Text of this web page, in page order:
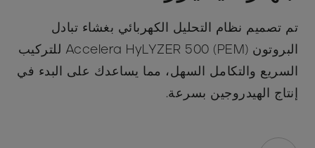
تم تصميم نظام التحليل الكهربائي بغشاء تبادل
البروتون (PEM) Accelera HyLYZER 500 للتركيب
السريع والتكامل السهل، مما يساعدك على البدء في
إنتاج الهيدروجين بسرعة.